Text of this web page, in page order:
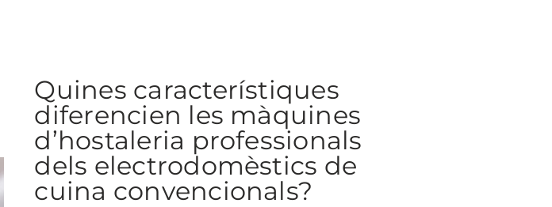
Quines característiques
diferencien les màquines
d’hostaleria professionals
dels electrodomèstics de
cuina convencionals?